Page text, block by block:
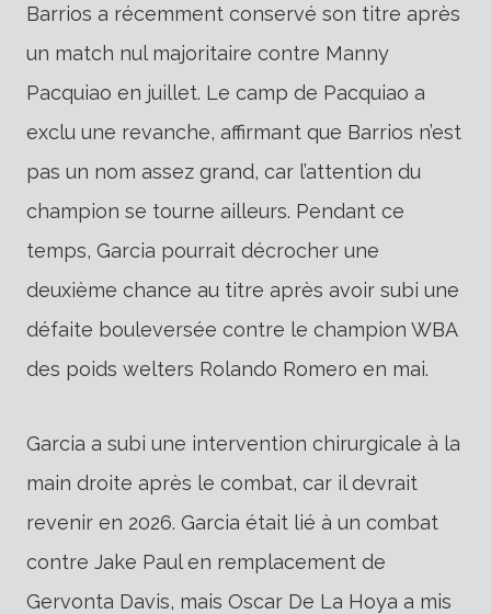
Barrios a récemment conservé son titre après
un match nul majoritaire contre Manny
Pacquiao en juillet. Le camp de Pacquiao a
exclu une revanche, affirmant que Barrios n’est
pas un nom assez grand, car l’attention du
champion se tourne ailleurs. Pendant ce
temps, Garcia pourrait décrocher une
deuxième chance au titre après avoir subi une
défaite bouleversée contre le champion WBA
des poids welters Rolando Romero en mai.
Garcia a subi une intervention chirurgicale à la
main droite après le combat, car il devrait
revenir en 2026. Garcia était lié à un combat
contre Jake Paul en remplacement de
Gervonta Davis, mais Oscar De La Hoya a mis